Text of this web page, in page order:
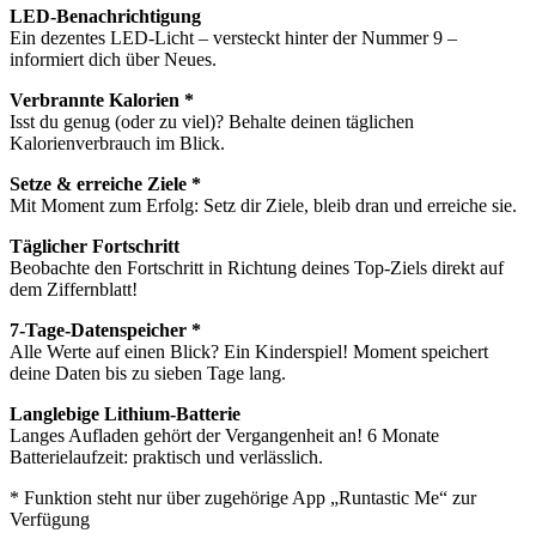
LED-Benachrichtigung
Ein dezentes LED-Licht – versteckt hinter der Nummer 9 –
informiert dich über Neues.
Verbrannte Kalorien *
Isst du genug (oder zu viel)? Behalte deinen täglichen
Kalorienverbrauch im Blick.
Setze & erreiche Ziele *
Mit Moment zum Erfolg: Setz dir Ziele, bleib dran und erreiche sie.
Täglicher Fortschritt
Beobachte den Fortschritt in Richtung deines Top-Ziels direkt auf
dem Ziffernblatt!
7-Tage-Datenspeicher *
Alle Werte auf einen Blick? Ein Kinderspiel! Moment speichert
deine Daten bis zu sieben Tage lang.
Langlebige Lithium-Batterie
Langes Aufladen gehört der Vergangenheit an! 6 Monate
Batterielaufzeit: praktisch und verlässlich.
* Funktion steht nur über zugehörige App „Runtastic Me“ zur
Verfügung